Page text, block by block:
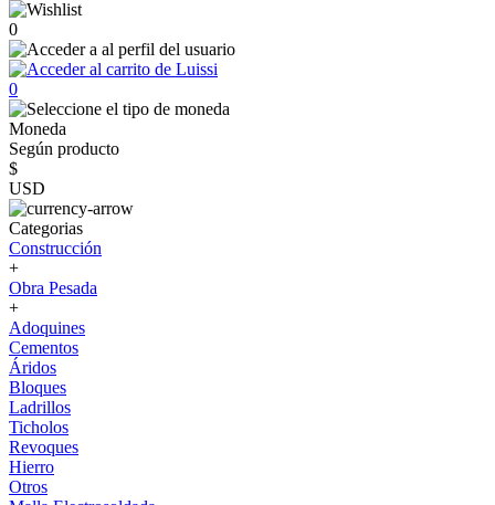
0
0
Moneda
Según producto
$
USD
Categorias
Construcción
+
Obra Pesada
+
Adoquines
Cementos
Áridos
Bloques
Ladrillos
Ticholos
Revoques
Hierro
Otros